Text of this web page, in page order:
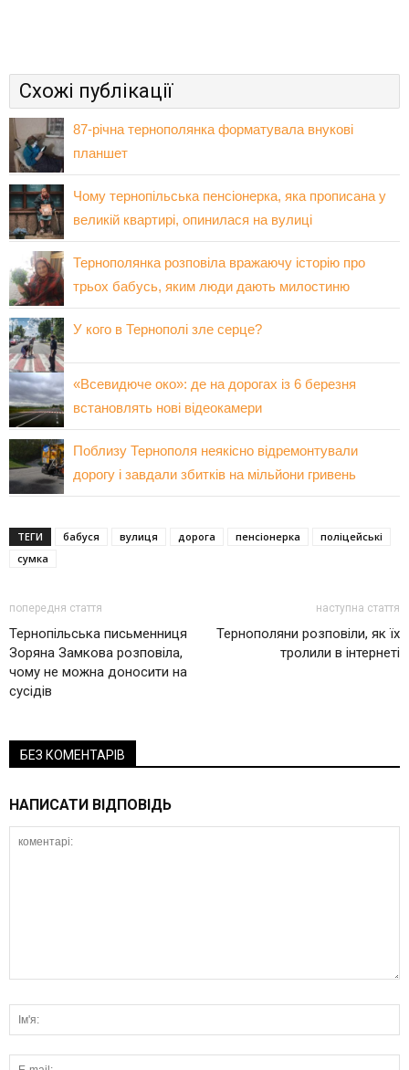
Схожі публікації
87-річна тернополянка форматувала внукові
планшет
Чому тернопільська пенсіонерка, яка прописана у
великій квартирі, опинилася на вулиці
Тернополянка розповіла вражаючу історію про
трьох бабусь, яким люди дають милостиню
У кого в Тернополі зле серце?
«Всевидюче око»: де на дорогах із 6 березня
встановлять нові відеокамери
Поблизу Тернополя неякісно відремонтували
дорогу і завдали збитків на мільйони гривень
ТЕГИ бабуся вулиця дорога пенсіонерка
поліцейські
сумка
попередня стаття
Тернопільська письменниця
Зоряна Замкова розповіла,
чому не можна доносити на
сусідів
наступна стаття
Тернополяни розповіли, як їх
тролили в інтернеті
БЕЗ КОМЕНТАРІВ
НАПИСАТИ ВІДПОВІДЬ